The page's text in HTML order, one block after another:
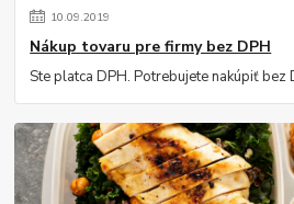
10.09.2019
Nákup tovaru pre firmy bez DPH
Ste platca DPH. Potrebujete nakúpiť bez